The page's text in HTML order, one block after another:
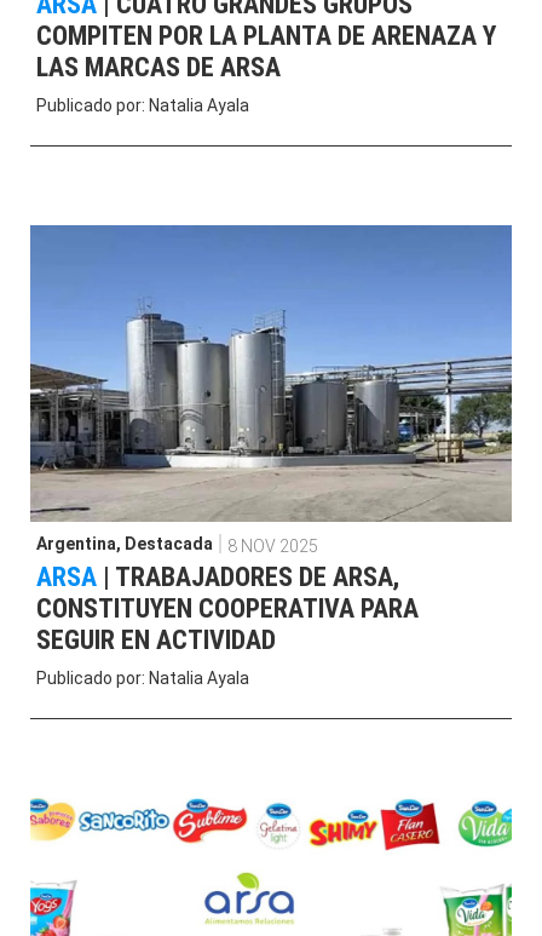
COMPITEN POR LA PLANTA DE ARENAZA Y
LAS MARCAS DE ARSA
Publicado por: Natalia Ayala
Argentina, Destacada 8 NOV 2025
ARSA | TRABAJADORES DE ARSA,
CONSTITUYEN COOPERATIVA PARA
SEGUIR EN ACTIVIDAD
Publicado por: Natalia Ayala